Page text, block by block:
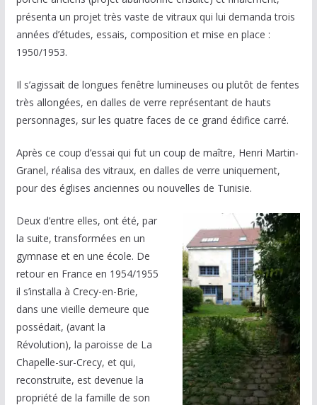
présenta un projet très vaste de vitraux qui lui demanda trois
années d’études, essais, composition et mise en place :
1950/1953.
Il s’agissait de longues fenêtre lumineuses ou plutôt de fentes
très allongées, en dalles de verre représentant de hauts
personnages, sur les quatre faces de ce grand édifice carré.
Après ce coup d’essai qui fut un coup de maître, Henri Martin-
Granel, réalisa des vitraux, en dalles de verre uniquement,
pour des églises anciennes ou nouvelles de Tunisie.
Deux d’entre elles, ont été, par
la suite, transformées en un
gymnase et en une école. De
retour en France en 1954/1955
il s’installa à Crecy-en-Brie,
dans une vieille demeure que
possédait, (avant la
Révolution), la paroisse de La
Chapelle-sur-Crecy, et qui,
reconstruite, est devenue la
propriété de la famille de son